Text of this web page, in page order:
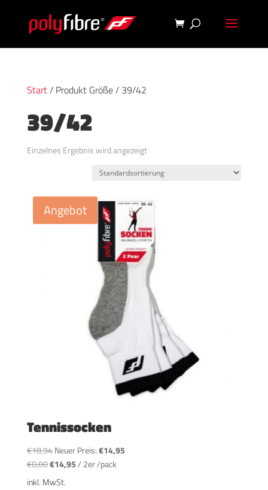
Start/ Produkt Größe / 39/42
39/42
Einzelnes Ergebnis wird angezeigt
Angebot
Tennissocken
€18,94 Ursprünglicher
Preis
war:
Neuer Preis:€14,95Aktueller
€0,00Ursprünglicher
Preis
€14,95Aktueller
/ 2er /pack
inkl. MwSt.